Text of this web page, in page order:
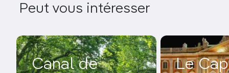
Peut vous intéresser
Canal de
Le